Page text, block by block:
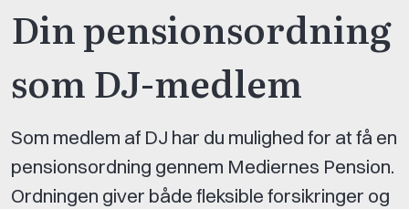
Din pensionsordning
som DJ-medlem
Som medlem af DJ har du mulighed for at få en
pensionsordning gennem Mediernes Pension.
Ordningen giver både fleksible forsikringer og